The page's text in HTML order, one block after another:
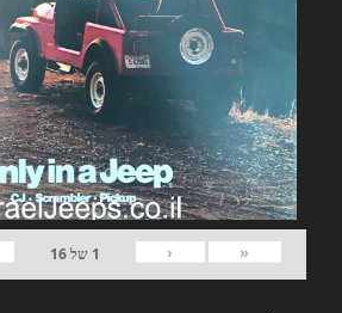
«
‹
1 של16